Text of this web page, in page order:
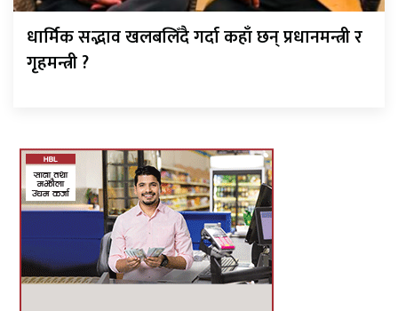
धार्मिक सद्भाव खलबलिँदै गर्दा कहाँ छन् प्रधानमन्त्री र
गृहमन्त्री ?